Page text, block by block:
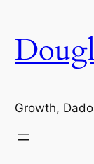
conteúdo
Growth,